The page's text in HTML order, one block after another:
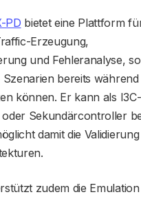
PD bietet eine Plattform
Erzeugung,
und Fehleranalyse,
bereits
können. Er kann als
Sekundärcontroller
damit die
zudem die